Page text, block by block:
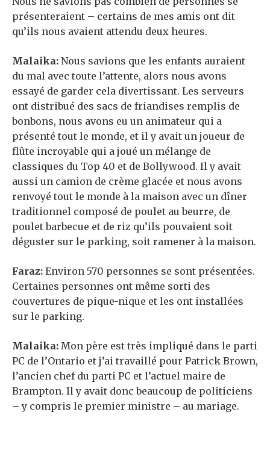
présenteraient – certains de mes amis ont dit
qu’ils nous avaient attendu deux heures.
Malaika: Nous savions que les enfants auraient
du mal avec toute l’attente, alors nous avons
essayé de garder cela divertissant. Les serveurs
ont distribué des sacs de friandises remplis de
bonbons, nous avons eu un animateur qui a
présenté tout le monde, et il y avait un joueur de
flûte incroyable qui a joué un mélange de
classiques du Top 40 et de Bollywood. Il y avait
aussi un camion de crème glacée et nous avons
renvoyé tout le monde à la maison avec un dîner
traditionnel composé de poulet au beurre, de
poulet barbecue et de riz qu’ils pouvaient soit
déguster sur le parking, soit ramener à la maison.
Faraz: Environ 570 personnes se sont présentées.
Certaines personnes ont même sorti des
couvertures de pique-nique et les ont installées
sur le parking.
Malaika: Mon père est très impliqué dans le parti
PC de l’Ontario et j’ai travaillé pour Patrick Brown,
l’ancien chef du parti PC et l’actuel maire de
Brampton. Il y avait donc beaucoup de politiciens
– y compris le premier ministre – au mariage.